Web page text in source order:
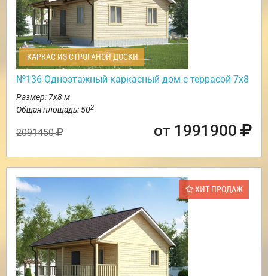
КАРКАС ИЗ СТРОГАНОЙ ДОСКИ
№136 Одноэтажный каркасный дом с террасой 7х8
Размер: 7х8 м
Общая площадь: 502
2091450 от 1991900
ХИТ ПРОДАЖ